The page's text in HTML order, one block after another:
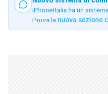
iPhoneItalia ha un
Prova la nuova sezione